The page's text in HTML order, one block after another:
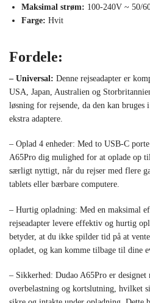
Maksimal strøm: 100-240V ~ 50/
Farge: Hvit
Fordele:
– Universal: Denne rejseadapter er
USA, Japan, Australien og
løsning for rejsende, da den kan bruges
ekstra adaptere.
– Oplad 4 enheder: Med to USB-C
A65Pro dig mulighed for at oplade op
særligt nyttigt, når du rejser med flere
tablets eller bærbare computere.
– Hurtig opladning: Med en maksimal
rejseadapter levere effektiv og hurtig
betyder, at du ikke spilder tid på at
opladet, og kan komme tilbage til dine
– Sikkerhed: Dudao A65Pro er designet
overbelastning og kortslutning, hvilket